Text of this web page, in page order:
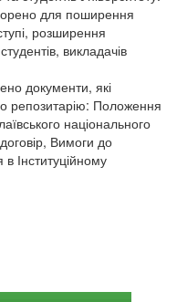
для поширення
розширення
викладачів
документи, які
репозитарію: Положення
національного
Вимоги до
Інституційному